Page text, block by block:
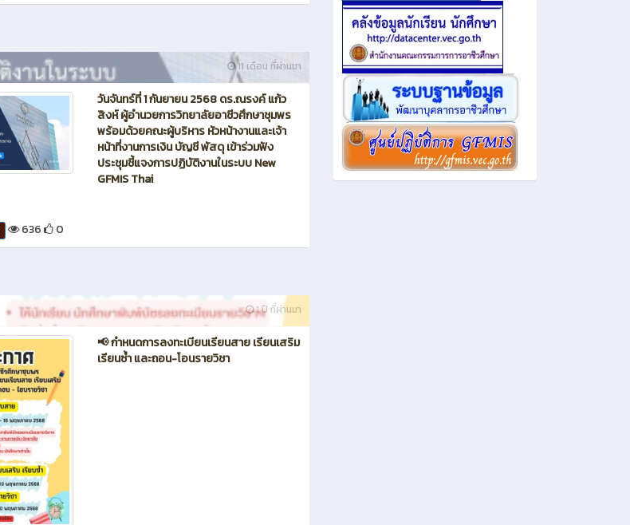
11 เดือน ที่ผ่านมา
วันจันทร์ที่ 1 กันยายน 2568 ดร.ณรงค์ แก้ว
สิงห์ ผู้อำนวยการวิทยาลัยอาชีวศึกษาชุมพร
พร้อมด้วยคณะผู้บริหาร หัวหน้างานและเจ้า
หน้าที่งานการเงิน บัญชี พัสดุ เข้าร่วมฟัง
ประชุมชี้แจงการปฏิบัติงานในระบบ New
GFMIS Thai
636 0
1 ปี ที่ผ่านมา
📢 กำหนดการลงทะเบียนเรียนสาย เรียนเสริม
เรียนซ้ำ และถอน-โอนรายวิชา